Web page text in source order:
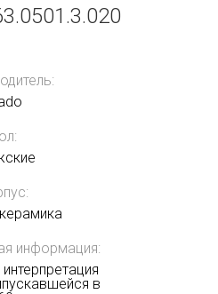
информация:
в